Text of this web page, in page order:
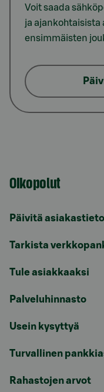
Voit saada
ja ajankohtaisista
ensimmäisten
Oikopolut
Päivitä
Tarkista
Tule asiakkaaksi
Palveluhinnasto
Usein kysyttyä
Turvallinen
Rahastojen arvot